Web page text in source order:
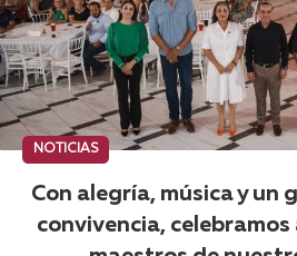
NOTICIAS
Con alegría, música y un
convivencia, celebramos